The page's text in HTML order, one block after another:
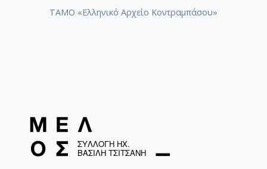
ΤΑΜΟ «Ελληνικό Αρχείο Κοντραμπάσου»